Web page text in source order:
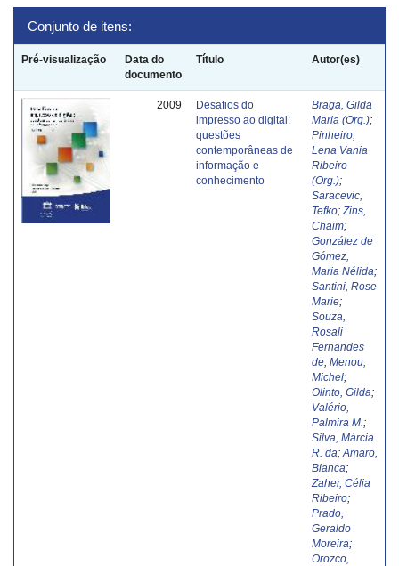
Conjunto de itens:
Pré-visualização
Data do
documento
Título Autor(es)
2009
Desafios do
impresso ao digital:
questões
contemporâneas de
informação e
conhecimento
Braga, Gilda
Maria (Org.);
Pinheiro,
Lena Vania
Ribeiro
(Org.);
Saracevic,
Tefko; Zins,
Chaim;
González de
Gómez,
Maria Nélida;
Santini, Rose
Marie;
Souza,
Rosali
Fernandes
de; Menou,
Michel;
Olinto, Gilda;
Valério,
Palmira M. ;
Silva, Márcia
R. da; Amaro,
Bianca;
Zaher, Célia
Ribeiro;
Prado,
Geraldo
Moreira;
Orozco,